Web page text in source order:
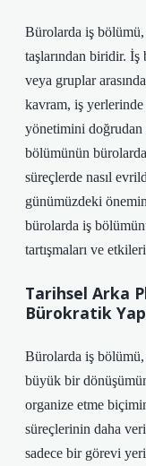
Bürolarda iş bölümü,
taşlarından biridir.
veya gruplar
kavram, iş
yönetimini doğrudan
bölümünün
süreçlerde nasıl
günümüzdeki
bürolarda iş
tartışmaları ve
Tarihsel Arka
Bürokratik
Bürolarda iş bölümü,
büyük bir
organize etme
süreçlerinin daha
sadece bir görevi